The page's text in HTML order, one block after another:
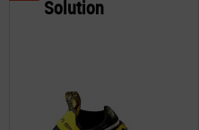
Solution